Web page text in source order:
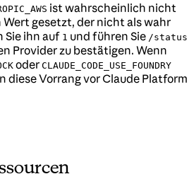
ist wahrscheinlich nicht
gesetzt, der nicht als wahr
Sie ihn auf 1 und führen Sie /status
Provider zu bestätigen. Wenn
oder CLAUDE_CODE_USE_FOUNDRY
diese Vorrang vor Claude Platform